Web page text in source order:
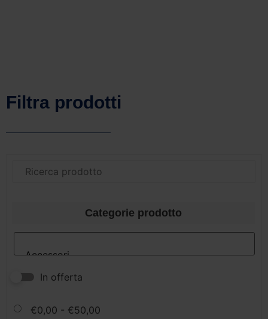
Filtra prodotti
Categorie prodotto
In offerta
€0,00 - €50,00